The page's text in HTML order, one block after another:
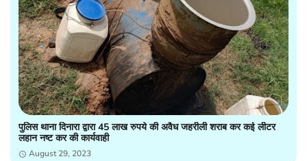
पुलिस थाना दिनारा द्वारा 45 लाख रुपये की अवैध जहरीली शराब कर कई लीटर
लहान नष्ट कर की कार्यवाही
August 29, 2023